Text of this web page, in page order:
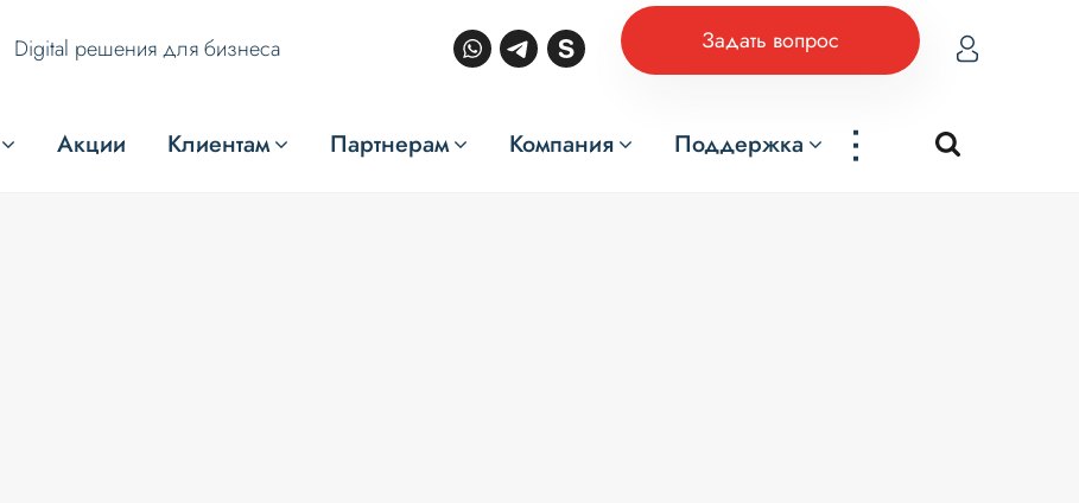
Digital решения для бизнеса Задать вопрос
Акции Клиентам Партнерам Компания Поддержка ...